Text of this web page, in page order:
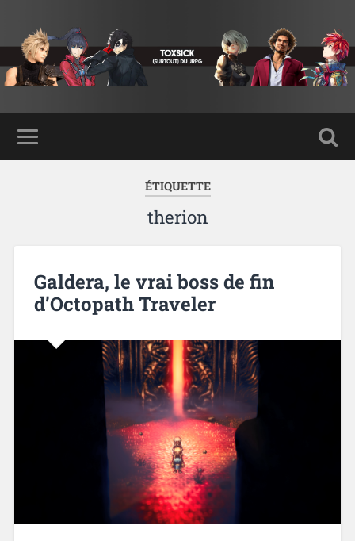
ÉTIQUETTE
therion
Galdera, le vrai boss de fin
d’Octopath Traveler